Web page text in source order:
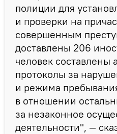
полиции для
и проверки на
совершенным
доставлены 206
человек составлены
протоколы за
и режима
в отношении
за незаконное
деятельности", —